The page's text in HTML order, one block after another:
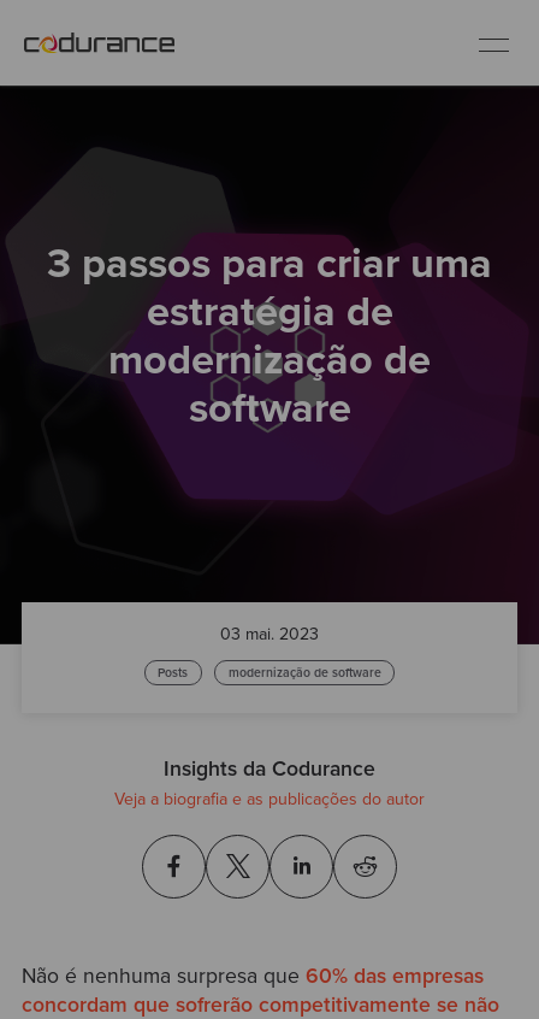
Indústrias
Serviços
Insights
Quem somos
3 passos para criar uma
estratégia de
modernização de
software
03 mai. 2023
Posts modernização de software
Insights da Codurance
Veja a biografia e as publicações do autor
Não é nenhuma surpresa que 60% das empresas
concordam que sofrerão competitivamente se não